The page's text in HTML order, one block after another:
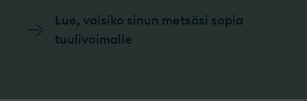
Lue, voisiko sinun metsäsi sopia
tuulivoimalle